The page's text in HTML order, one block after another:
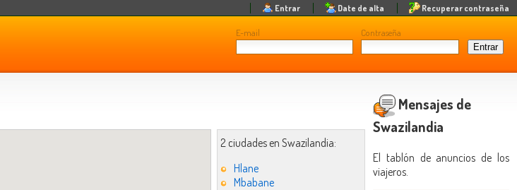
E-mail Contraseña
Entrar Date de alta Recuperar contraseña
2 ciudades en Swazilandia:
Hlane
Mbabane
Mensajes de
Swazilandia
El tablón de anuncios de los
viajeros.